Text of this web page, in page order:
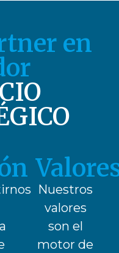
en
Nuestros
valores
son el
motor de